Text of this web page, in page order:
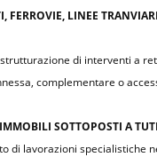
FERROVIE, LINEE
di interventi a
complementare o
SOTTOPOSTI A
di lavorazioni